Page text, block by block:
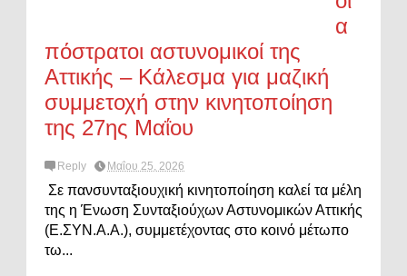
α
πόστρατοι αστυνομικοί της
Αττικής – Κάλεσμα για μαζική
συμμετοχή στην κινητοποίηση
της 27ης Μαΐου
Reply Μαΐου 25, 2026
Σε πανσυνταξιουχική κινητοποίηση καλεί τα μέλη
της η Ένωση Συνταξιούχων Αστυνομικών Αττικής
(Ε.ΣΥΝ.Α.Α.), συμμετέχοντας στο κοινό μέτωπο
τω...